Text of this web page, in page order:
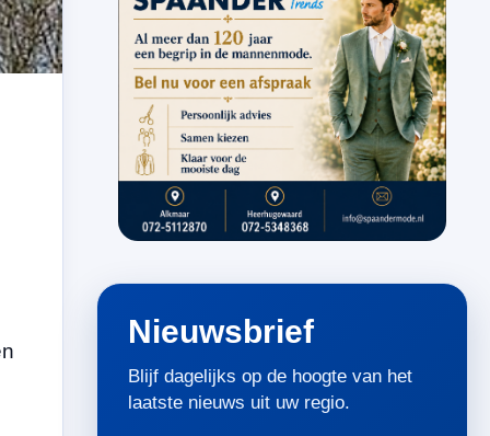
Nieuwsbrief
Blijf dagelijks op de hoogte van het
laatste nieuws uit uw regio.